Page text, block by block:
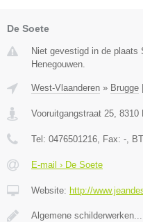
De Soete
Niet gevestigd in de
Henegouwen.
West-Vlaanderen » Brugge
Vooruitgangstraat 25, 8310
Tel: 0476501216, Fax: -,
E-mail › De Soete
Website: http://
Algemene